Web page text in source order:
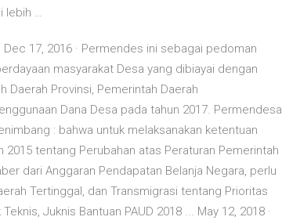
lebih …
17, 2016 · Permendes ini sebagai pedoman
masyarakat Desa yang dibiayai dengan
Daerah Provinsi, Pemerintah Daerah
Dana Desa pada tahun 2017. Permendesa
: bahwa untuk melaksanakan ketentuan
2015 tentang Perubahan atas Peraturan Pemerintah
dari Anggaran Pendapatan Belanja Negara, perlu
Tertinggal, dan Transmigrasi tentang Prioritas
Juknis Bantuan PAUD 2018 ... May 12, 2018 ·